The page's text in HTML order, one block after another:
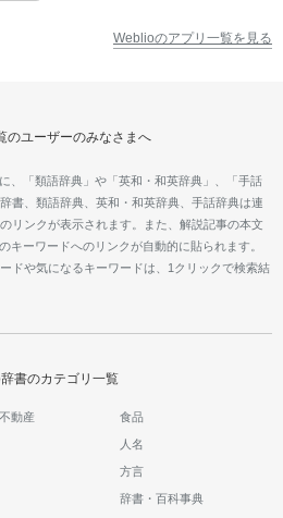
Weblioのアプリ一覧を見る
のユーザーのみなさまへ
、「類語辞典」や「英和・和英辞典」、「手話
書、類語辞典、英和・和英辞典、手話辞典は連
リンクが表示されます。また、解説記事の本文
キーワードへのリンクが自動的に貼られます。
ドや気になるキーワードは、1クリックで検索結
書のカテゴリ一覧
動産 食品
人名
方言
辞書・百科事典